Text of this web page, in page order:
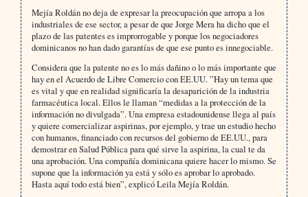
Mejía Roldán no deja de expresar la preocupación que arropa a los
industriales de ese sector, a pesar de que Jorge Mera ha dicho que el
plazo de las patentes es improrrogable y porque los negociadores
dominicanos no han dado garantías de que ese punto es innegociable.
Considera que la patente no es lo más dañino o lo más importante que
hay en el Acuerdo de Libre Comercio con EE.UU. ”Hay un tema que
es vital y que en realidad significaría la desaparición de la industria
farmacéutica local. Ellos le llaman “medidas a la protección de la
información no divulgada”. Una empresa estadounidense llega al país
y quiere comercializar aspirinas, por ejemplo, y trae un estudio hecho
con humanos, financiado con recursos del gobierno de EE.UU., para
demostrar en Salud Pública para qué sirve la aspirina, la cual te da
una aprobación. Una compañía dominicana quiere hacer lo mismo. Se
supone que la información ya está y sólo es aprobar lo aprobado.
Hasta aquí todo está bien”, explicó Leila Mejía Roldán.